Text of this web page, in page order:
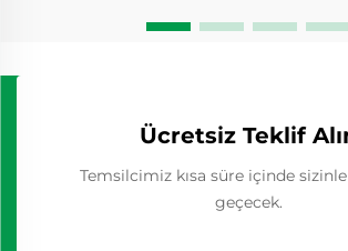
Ücretsiz Teklif
Temsilcimiz kısa süre içinde
geçecek.